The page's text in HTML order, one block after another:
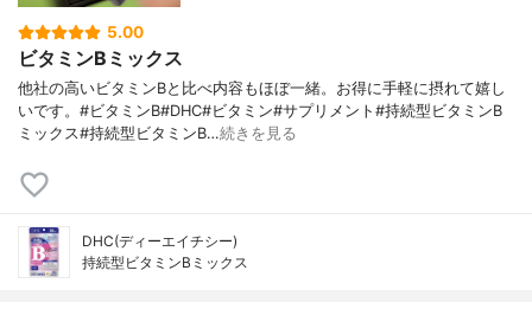
5.00
ビタミンBミックス
他社の高いビタミンBと比べ内容もほぼ一緒。お得に手軽に摂れて嬉し
いです。#ビタミンB#DHC#ビタミン#サプリメント#持続型ビタミンB
ミックス#持続型ビタミンB…続きを見る
DHC(ディーエイチシー)
持続型ビタミンBミックス